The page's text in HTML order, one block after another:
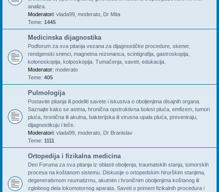
analiza.
Moderatori: vlada99 moderato Dr Mita
Teme: 1445
Medicinska dijagnostika
Podforum za sva pitanja vezana za dijagnostičke procedure, skener,
rendgenski snimci, magnetna rezonanca, scintigrafija, gastroskopija,
kolonoskopija, kolposkopija. Tumačenja, saveti, edukacija.
Moderator: moderato
Teme: 405
Pulmologija
Postavite pitanja ili podeliti savete i iskustva o oboljenjima disajnih organa.
Saznajte kako se astma, hronična opstruktivna bolest pluća, emfizem, tumori
pluća, hronična ili akutna, bakterijska ili virusna upala pluća, preveniraju,
dijagnostikuju i leče.
Moderatori: vlada99 moderato Dr Branislav
Teme: 1111
Ortopedija i fizikalna medicina
Deo Foruma za sva pitanja iz oblasti oboljenja, traumatskih stanja, tumorskih
procesa na koštanom sistemu. Diskusije o ortopedskim hirurškim stanjima,
degenerativnom reumatizmu, akutnim i hroničnim oboljenjima koštanog ili
zglobnog dela lokomotornog aparata. Saveti o primeni fizikalnih procedura i